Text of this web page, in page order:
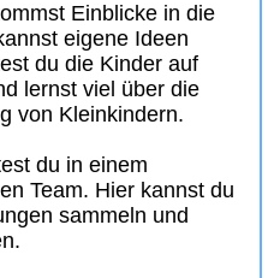
Einblicke in die
eigene Ideen
du die Kinder auf
lernst viel über die
von Kleinkindern.
du in einem
Team. Hier kannst du
sammeln und